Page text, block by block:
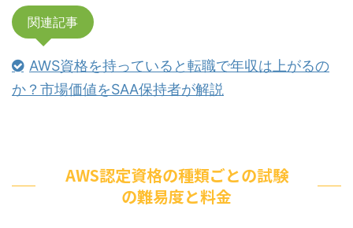
関連記事
AWS資格を持っていると転職で年収は上がるの
か？市場価値をSAA保持者が解説
AWS認定資格の種類ごとの試験
の難易度と料金